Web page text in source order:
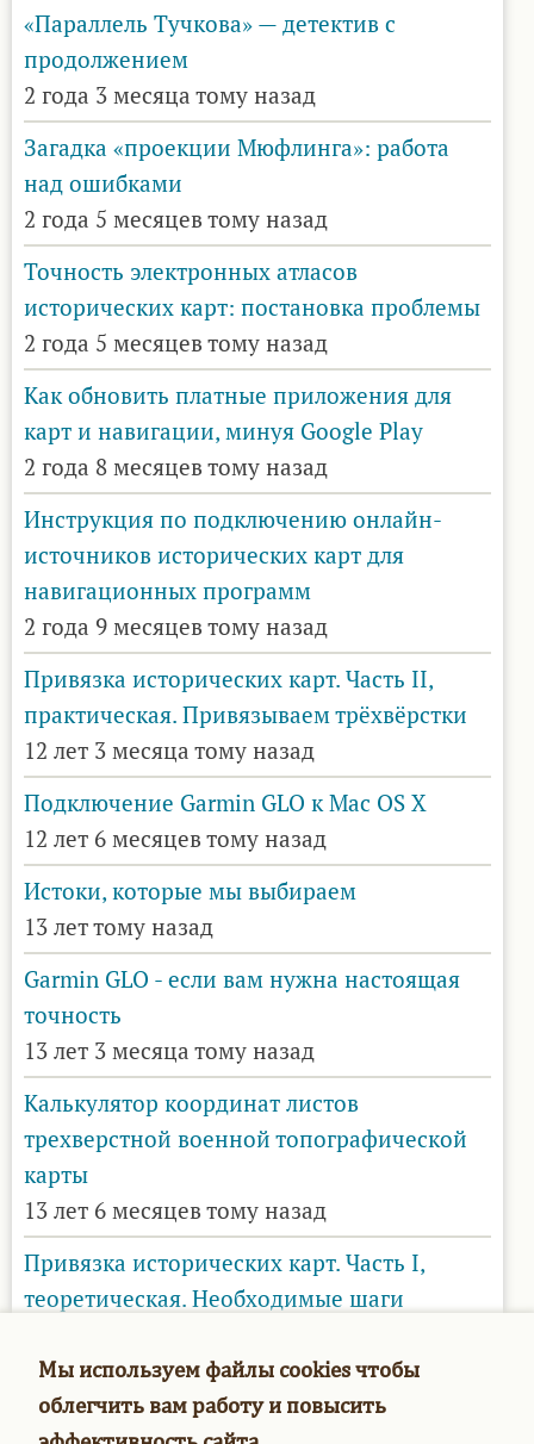
«Параллель Тучкова» — детектив с
продолжением
2 года 3 месяца тому назад
Загадка «проекции Мюфлинга»: работа
над ошибками
2 года 5 месяцев тому назад
Точность электронных атласов
исторических карт: постановка проблемы
2 года 5 месяцев тому назад
Как обновить платные приложения для
карт и навигации, минуя Google Play
2 года 8 месяцев тому назад
Инструкция по подключению онлайн-
источников исторических карт для
навигационных программ
2 года 9 месяцев тому назад
Привязка исторических карт. Часть II,
практическая. Привязываем трёхвёрстки
12 лет 3 месяца тому назад
Подключение Garmin GLO к Mac OS X
12 лет 6 месяцев тому назад
Истоки, которые мы выбираем
13 лет тому назад
Garmin GLO - если вам нужна настоящая
точность
13 лет 3 месяца тому назад
Калькулятор координат листов
трехверстной военной топографической
карты
13 лет 6 месяцев тому назад
Привязка исторических карт. Часть I,
теоретическая. Необходимые шаги
Об "истинном" размере листов карт XIX
века (карты Менде, трехверстная военная
Мы используем файлы cookies чтобы
облегчить вам работу и повысить